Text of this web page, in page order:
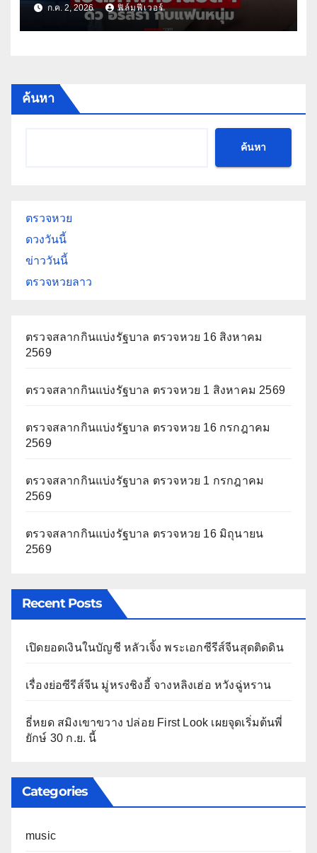
ก.ค. 2, 2026 ฟิล์มฟีเวอร์
ค้นหา
ค้นหา
ตรวจหวย
ดวงวันนี้
ข่าววันนี้
ตรวจหวยลาว
ตรวจสลากกินแบ่งรัฐบาล ตรวจหวย 16 สิงหาคม
2569
ตรวจสลากกินแบ่งรัฐบาล ตรวจหวย 1 สิงหาคม 2569
ตรวจสลากกินแบ่งรัฐบาล ตรวจหวย 16 กรกฎาคม
2569
ตรวจสลากกินแบ่งรัฐบาล ตรวจหวย 1 กรกฎาคม
2569
ตรวจสลากกินแบ่งรัฐบาล ตรวจหวย 16 มิถุนายน
2569
Recent Posts
เปิดยอดเงินในบัญชี หลัวเจิ้ง พระเอกซีรีส์จีนสุดติดดิน
เรื่องย่อซีรีส์จีน มู่หรงชิงอี้ จางหลิงเฮ่อ หวังฉู่หราน
ธี่หยด สมิงเขาขวาง ปล่อย First Look เผยจุดเริ่มต้นพี่
ยักษ์ 30 ก.ย. นี้
Categories
music